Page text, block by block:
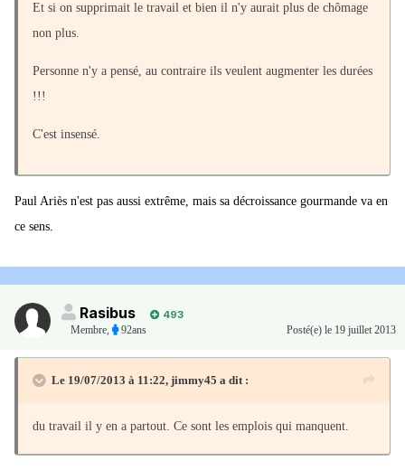
Et si on supprimait le travail et bien il n'y aurait plus de chômage
non plus.
Personne n'y a pensé, au contraire ils veulent augmenter les durées
!!!
C'est insensé.
Paul Ariès n'est pas aussi extrême, mais sa décroissance gourmande va en
ce sens.
Rasibus
493
Membre, 92ans Posté(e) le 19 juillet 2013
Le 19/07/2013 à 11:22, jimmy45 a dit :
du travail il y en a partout. Ce sont les emplois qui manquent.